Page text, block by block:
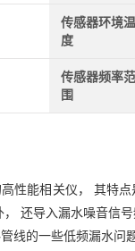
传感器环境温
度
传感器频率范
围
性能相关仪， 其特
还导入漏水噪音信
线的一些低频漏水问题